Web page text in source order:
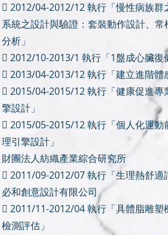
 2012/04-2012/12 執行「慢性病族群
系統之設計與驗證：套裝動作設計、
分析」
 2012/10-2013/1 執行「1盤成心臟復
 2013/04-2013/12 執行「建立進階體
 2015/04-2015/12 執行「健康促進專
擎設計」
 2015/05-2015/12 執行「個人化運動
理引擎設計」
財團法人紡織產業綜合研究所
 2011/09-2012/07 執行「生理熱舒適
必和創意設計有限公司
 2011/11-2012/04 執行「具體脂雕塑
檢測評估」